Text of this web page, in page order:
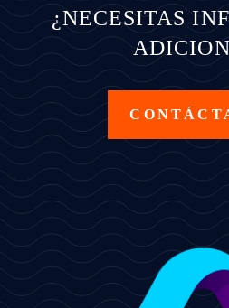
¿NECESITAS